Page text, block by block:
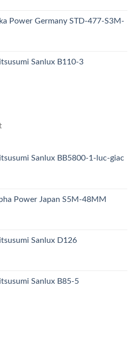
Power Germany STD-477-S3M-
Sanlux B110-3
Sanlux BB5800-1-luc-giac
Power Japan S5M-48MM
Sanlux D126
Sanlux B85-5